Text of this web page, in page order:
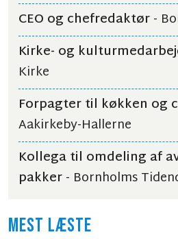
CEO og chefredaktør-
Kirke- og
Kirke
Forpagter til køkken og
Aakirkeby-Hallerne
Kollega til omdeling af
pakker- Bornholms
MEST LÆSTE